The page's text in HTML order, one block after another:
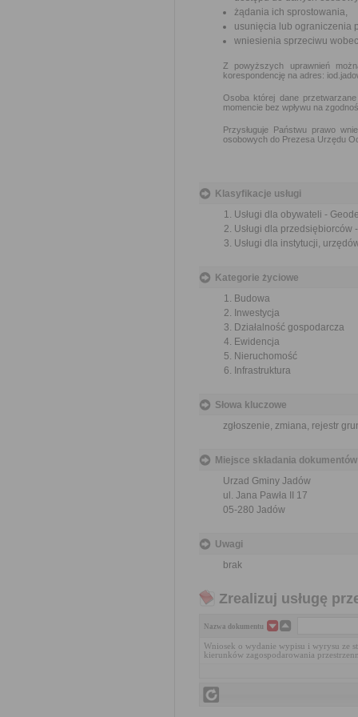
żądania ich sprostowania,
usunięcia lub ograniczenia
wniesienia sprzeciwu
Z powyższych uprawnień
korespondencję na adres:
Osoba której dane
momencie bez wpływu na
Przysługuje Państwu prawo
osobowych do Prezesa Urzędu
Klasyfikacje usługi
Usługi dla obywateli -
Usługi dla
Usługi dla instytucji,
Kategorie życiowe
Budowa
Inwestycja
Działalność gospodarcza
Ewidencja
Nieruchomość
Infrastruktura
Słowa kluczowe
zgłoszenie, zmiana, rejestr
Miejsce składania dokumentów
Urzad Gminy Jadów
ul. Jana Pawła II 17
05-280 Jadów
Uwagi
brak
Zrealizuj usługę
Nazwa dokumentu
Wniosek o wydanie wypisu i wyrysu ze
kierunków zagospodarowania